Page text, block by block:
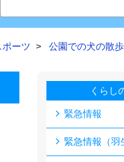
ポーツ 公園での犬の散
くらし
緊急情報
緊急情報（羽